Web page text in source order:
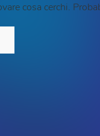
cosa cerchi.